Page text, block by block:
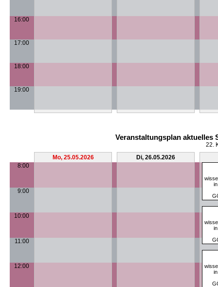
16:00
17:00
18:00
19:00
Veranstaltungsplan aktuelles
22.
Mo, 25.05.2026
Di, 26.05.2026
8:00
9:00
10:00
11:00
12:00